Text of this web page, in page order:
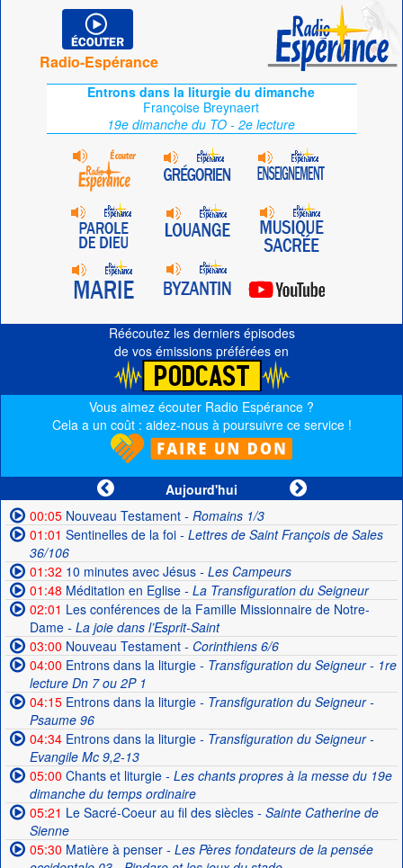
Radio-Espérance
Entrons dans la liturgie du dimanche
Françoise Breynaert
19e dimanche du TO - 2e lecture
Réécoutez les derniers épisodes
de vos émissions préférées en
Vous aimez écouter Radio Espérance ?
Cela a un coût : aidez-nous à poursuivre ce service !
Aujourd'hui
00:05Nouveau Testament- Romains 1/3
01:01 Sentinelles de la foi- Lettres de Saint François de Sales
36/106
01:32 10 minutes avec Jésus- Les Campeurs
01:48 Méditation en Eglise- La Transfiguration du Seigneur
02:01 Les conférences de la Famille Missionnaire de Notre-
Dame- La joie dans l’Esprit-Saint
03:00 Nouveau Testament- Corinthiens 6/6
04:00 Entrons dans la liturgie- Transfiguration du Seigneur - 1re
lecture Dn 7 ou 2P 1
04:15Entrons dans la liturgie- Transfiguration du Seigneur -
Psaume 96
04:34Entrons dans la liturgie- Transfiguration du Seigneur -
Evangile Mc 9,2-13
05:00 Chants et liturgie- Les chants propres à la messe du 19e
dimanche du temps ordinaire
05:21 Le Sacré-Coeur au fil des siècles- Sainte Catherine de
Sienne
05:30 Matière à penser- Les Pères fondateurs de la pensée